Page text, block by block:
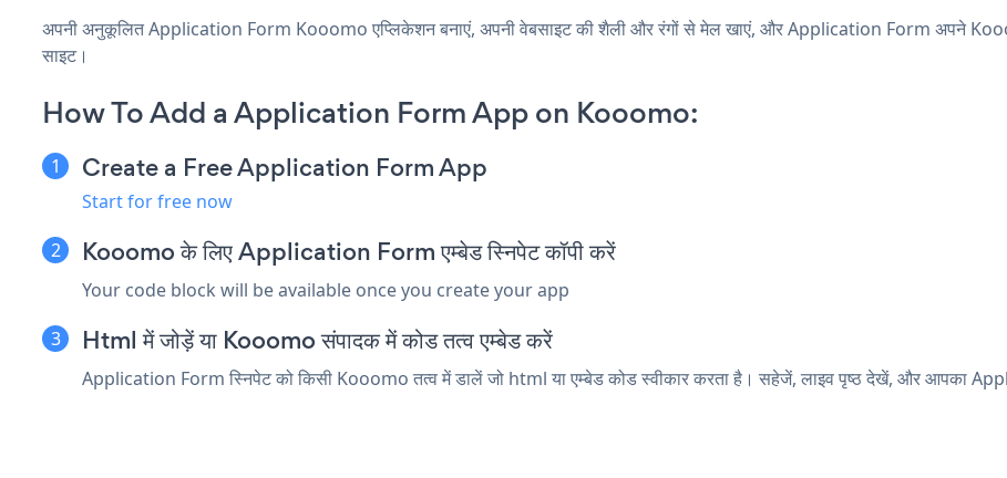
अपनी अनुकूलित Application Form Kooomo एप्लिकेशन बनाएं, अपनी वेबसाइट की शैली और रंगों से मेल खाएं, और Application Form अपने
साइट।
How To Add a Application Form App on Kooomo:
Create a Free Application Form App
Start for free now
Kooomo के लिए Application Form एम्बेड स्निपेट कॉपी करें
Your code block will be available once you create your app
Html में जोड़ें या Kooomo संपादक में कोड तत्व एम्बेड करें
Application Form स्निपेट को किसी Kooomo तत्व में डालें जो html या एम्बेड कोड स्वीकार करता है। सहेजें, लाइव पृष्ठ देखें, और आपका